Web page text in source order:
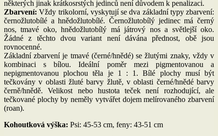
některých jinak krátkosrstých jedinců není důvodem k penalizaci.
Zbarvení: Vždy trikolorní, vyskytují se dva základní typy zbarvení:
černožlutobílé a hnědožlutobílé. Černožlutobílý jedinec má černý
nos, tmavé oko, hnědožlutobílý má játrový nos a světlejší oko.
Žádné z těchto dvou variant není dávána přednost, obě jsou
rovnocenné.
Základní zbarvení je tmavé (černé/hnědé) se žlutými znaky, vždy v
kombinaci s bílou. Ideální poměr mezi pigmentovanou a
nepigmentovanou plochou těla je 1 : 1. Bílé plochy musí být
tečkovány v oblasti žluté barvy žlutě, v oblasti černé/hnědé barvy
černě/hnědě. Velikost nebo hustota teček není rozhodující, ale
tečkované plochy by neměly vytvářet dojem melírovaného zbarvení
(roan).
Kohoutková výška: Psi: 45-53 cm, feny: 43-51 cm